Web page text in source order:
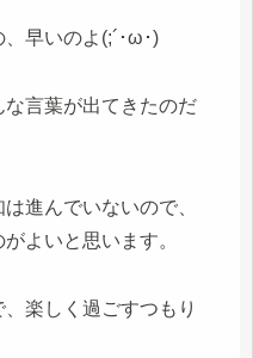
早いのよ(;´･ω･)
言葉が出てきたのだ
進んでいないので、
よいと思います。
楽しく過ごすつもり